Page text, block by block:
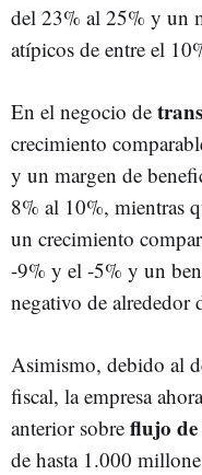
del 23% al 25% y un
atípicos de entre el
En el negocio de
crecimiento
y un margen de
8% al 10%, mientras
un crecimiento
-9% y el -5% y un
negativo de alrededor
Asimismo, debido al
fiscal, la empresa
anterior sobre flujo
de hasta 1.000